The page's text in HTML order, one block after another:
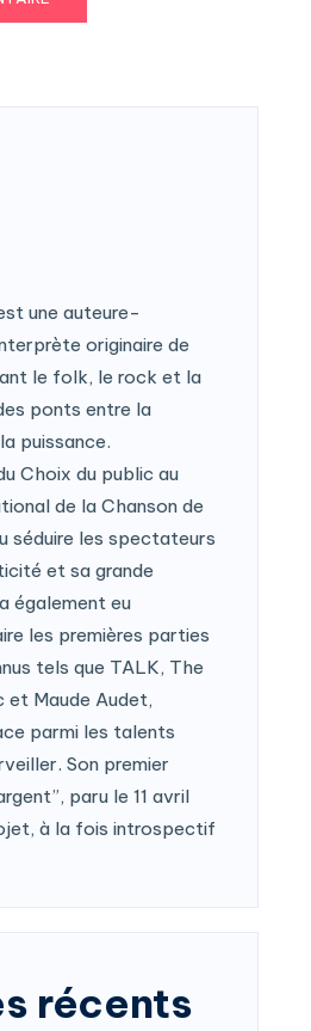
une auteure-
originaire de
le folk, le rock et la
ponts entre la
puissance.
Choix du public au
de la Chanson de
séduire les spectateurs
et sa grande
également eu
les premières parties
tels que TALK, The
et Maude Audet,
parmi les talents
Son premier
paru le 11 avril
à la fois introspectif
récents